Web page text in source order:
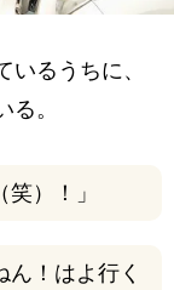
るうちに、
。
）！」
ん！はよ行く